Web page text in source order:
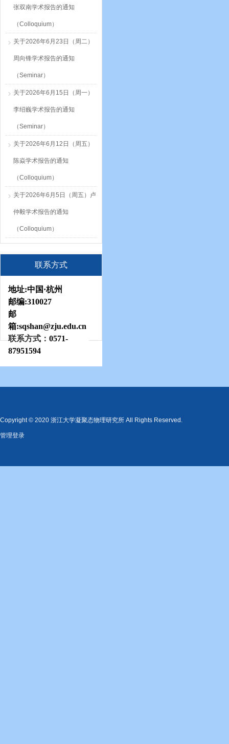
张双南学术报告的通知
（Colloquium）
关于2026年6月23日（周二）
周向锋学术报告的通知
（Seminar）
关于2026年6月15日（周一）
李绍巍学术报告的通知
（Seminar）
关于2026年6月12日（周五）
陈焱学术报告的通知
（Colloquium）
关于2026年6月5日（周五）卢
仲毅学术报告的通知
（Colloquium）
联系方式
地址:中国·杭州
邮编:310027
邮
箱:sqshan@zju.edu.cn
联系方式： 0571-
87951594
Copyright © 2020 浙江大学凝聚态物理研究所 All Rights Reserved.
管理登录